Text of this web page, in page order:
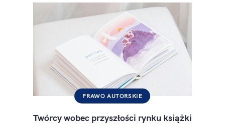
PRAWO AUTORSKIE
Twórcy wobec przyszłości rynku książki